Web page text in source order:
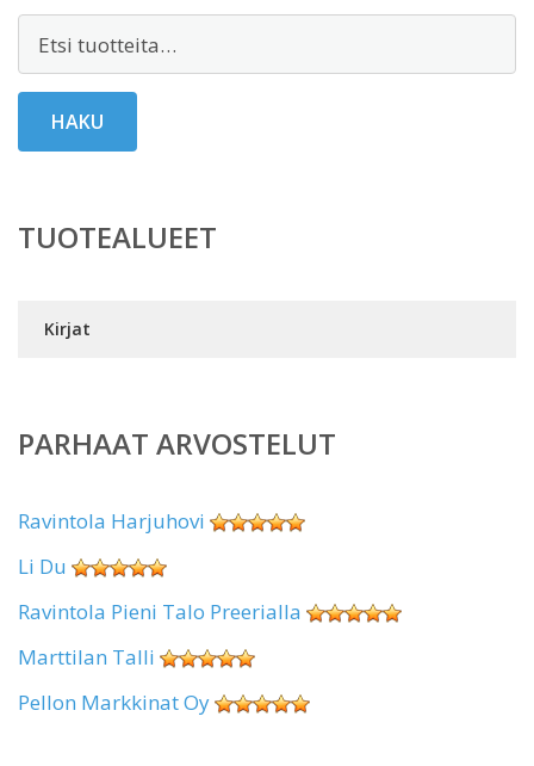
HAKU
TUOTEALUEET
Kirjat
PARHAAT ARVOSTELUT
Ravintola Harjuhovi
Li Du
Ravintola Pieni Talo Preerialla
Marttilan Talli
Pellon Markkinat Oy